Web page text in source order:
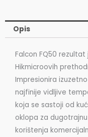
Opis
Falcon FQ50
Hikmicroovih
Impresionira
najfinije vidljive
koja se sastoji od
oklopa za
korištenja